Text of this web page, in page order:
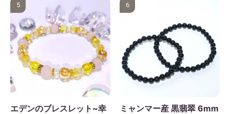
5
エデンのブレスレット~幸
6
ミャンマー産 黒翡翠 6mm